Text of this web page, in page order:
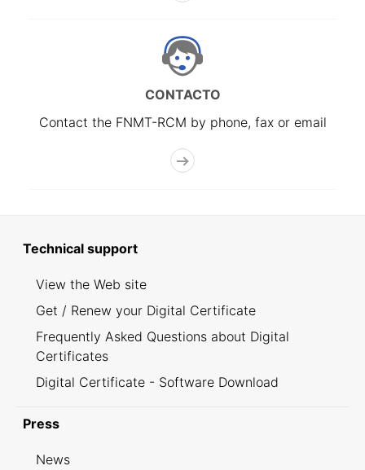
CONTACTO
Contact the FNMT-RCM by phone, fax or email
Technical support
View the Web site
Get / Renew your Digital Certificate
Frequently Asked Questions about Digital
Certificates
Digital Certificate - Software Download
Press
News